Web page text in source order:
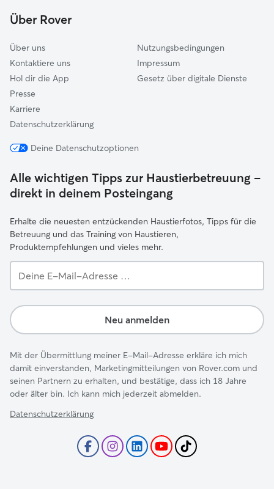
Über Rover
Über uns
Kontaktiere uns
Hol dir die App
Presse
Karriere
Datenschutzerklärung
Nutzungsbedingungen
Impressum
Gesetz über digitale Dienste
Deine Datenschutzoptionen
Alle wichtigen Tipps zur Haustierbetreuung –
direkt in deinem Posteingang
Erhalte die neuesten entzückenden Haustierfotos, Tipps für die
Betreuung und das Training von Haustieren,
Produktempfehlungen und vieles mehr.
E-
Adresse …
Neu anmelden
Mit der Übermittlung meiner E-Mail-Adresse erkläre ich mich
damit einverstanden, Marketingmitteilungen von Rover.com und
seinen Partnern zu erhalten, und bestätige, dass ich 18 Jahre
oder älter bin. Ich kann mich jederzeit abmelden.
Datenschutzerklärung